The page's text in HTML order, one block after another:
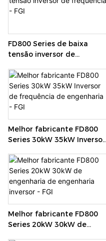
FD800 Series de baixa
tensão inversor de
Melhor fabricante FD800
Series 30kW 35kW Inversor
engenharia - FGI
Melhor fabricante FD800
Series 20kW 30kW de